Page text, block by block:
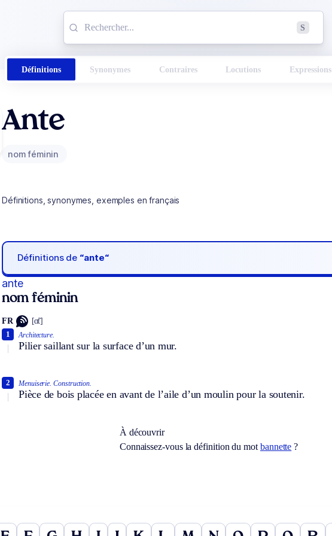
S
Définitions Synonymes Contraires Locutions Expressions
Ante
nom féminin
Définitions, synonymes, exemples en français
Définitions de “ante“
ante
nom féminin
FR [ɑ̃t]
Architecture.
Pilier saillant sur la surface d’un mur.
1
Menuiserie. Construction.
Pièce de bois placée en avant de l’aile d’un moulin pour la soutenir.
2
À découvrir
Connaissez-vous la définition du mot bannette ?